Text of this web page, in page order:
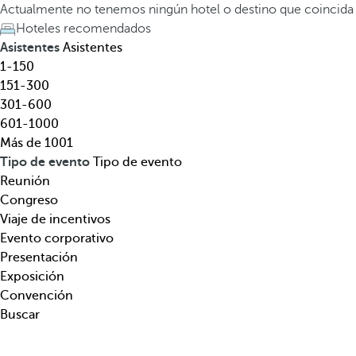
e
l
,
d
e
s
t
i
n
o
,
t
e
m
á
t
i
a
t
e
c
l
a
d
e
f
l
e
c
h
a
h
a
c
Actualmente no tenemos ningún hotel o destino que
Hoteles recomendados
Asistentes Asistentes
1-150
151-300
301-600
601-1000
Más de 1001
Tipo de evento Tipo de evento
Reunión
Congreso
Viaje de incentivos
Evento corporativo
Presentación
Exposición
Convención
Buscar